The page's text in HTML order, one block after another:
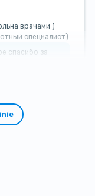
врачами )
специалист)
спасибо за